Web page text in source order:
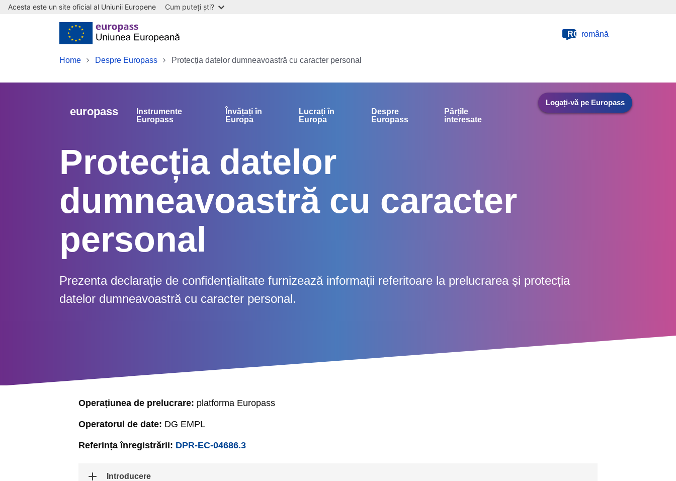
Skip to main content
Acesta este un site oficial al Uniunii Europene Cum puteți ști?
Home Despre Europass Protecția datelor dumneavoastră cu caracter personal
RO română
europass
Instrumente
Europass
Învățați în
Europa
Lucrați în
Europa
Despre
Europass
Părțile
interesate
Logați-vă pe Europass
Protecția datelor
dumneavoastră cu caracter
personal
Prezenta declarație de confidențialitate furnizează informații referitoare la prelucrarea și protecția
datelor dumneavoastră cu caracter personal.
Operațiunea de prelucrare: platforma Europass
Operatorul de date: DG EMPL
Referința înregistrării: DPR-EC-04686.3
Introducere